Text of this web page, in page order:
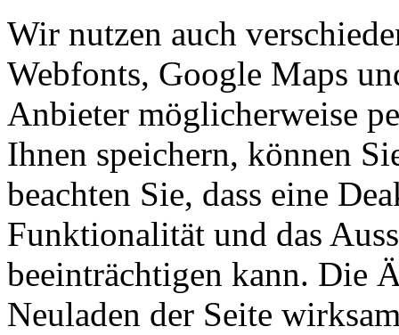
Wir nutzen auch
Webfonts, Google Maps
Anbieter möglicherweise
Ihnen speichern, können
beachten Sie, dass eine
Funktionalität und das
beeinträchtigen kann. Die
Neuladen der Seite